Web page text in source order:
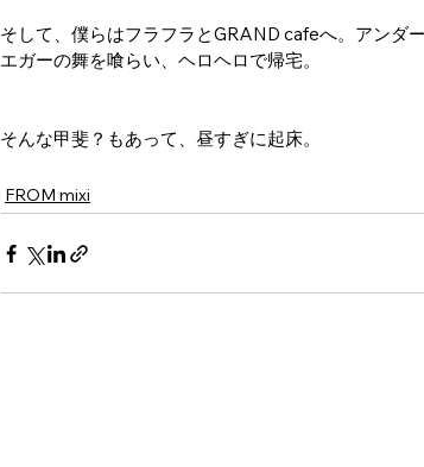
そして、僕らはフラフラとGRAND cafeへ。アンダ
エガーの舞を喰らい、ヘロヘロで帰宅。
そんな甲斐？もあって、昼すぎに起床。
FROM mixi